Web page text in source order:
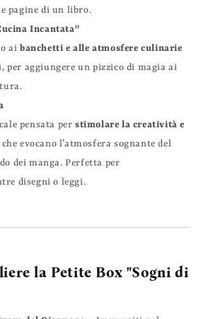
pagine di un libro.
Incantata"
ai banchetti e alle atmosfere culinarie
per aggiungere un pizzico di magia ai
pensata per stimolare la creatività e
evocano l’atmosfera sognante del
dei manga. Perfetta per
disegni o leggi.
la Petite Box "Sogni di